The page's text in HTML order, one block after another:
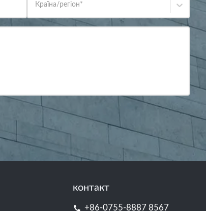
Країна/регіон*
контакт
+86-0755-8887 8567